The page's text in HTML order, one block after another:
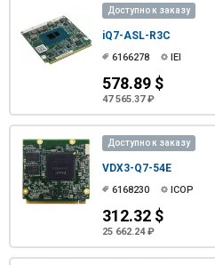
Доступно к заказу
iQ7-ASL-R3C
6166278 IEI
578.89 $
47 565.37 ₽
Доступно к заказу
VDX3-Q7-54E
6168230 ICOP
312.32 $
25 662.24 ₽